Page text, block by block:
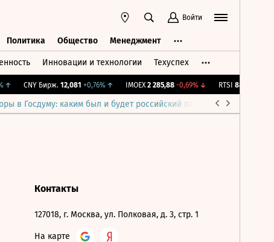
Войти
Политика Общество Менеджмент
Инновации и технологии Техуспех
↑ CNY Бирж. 12,081 +0,76%↑ IMOEX 2 285,88 -0,69%↓ RTSI 884,56
в Госдуму: каким был и будет российский парламент
Контакты
127018, г. Москва, ул. Полковая, д. 3, стр. 1
На карте